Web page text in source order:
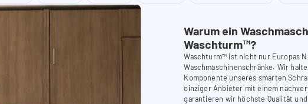
Warum ein
Waschturm™?
Waschturm™ ist nicht nur Europas
Waschmaschinenschränke. Wir
Komponente unseres smarten
einziger Anbieter mit einem
garantieren wir höchste Qualität